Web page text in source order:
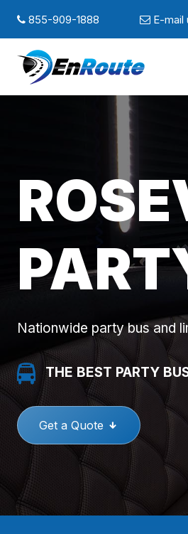
855-909-1888 E-mail
Nationwide party bus and
THE BEST PARTY
Get a Quote